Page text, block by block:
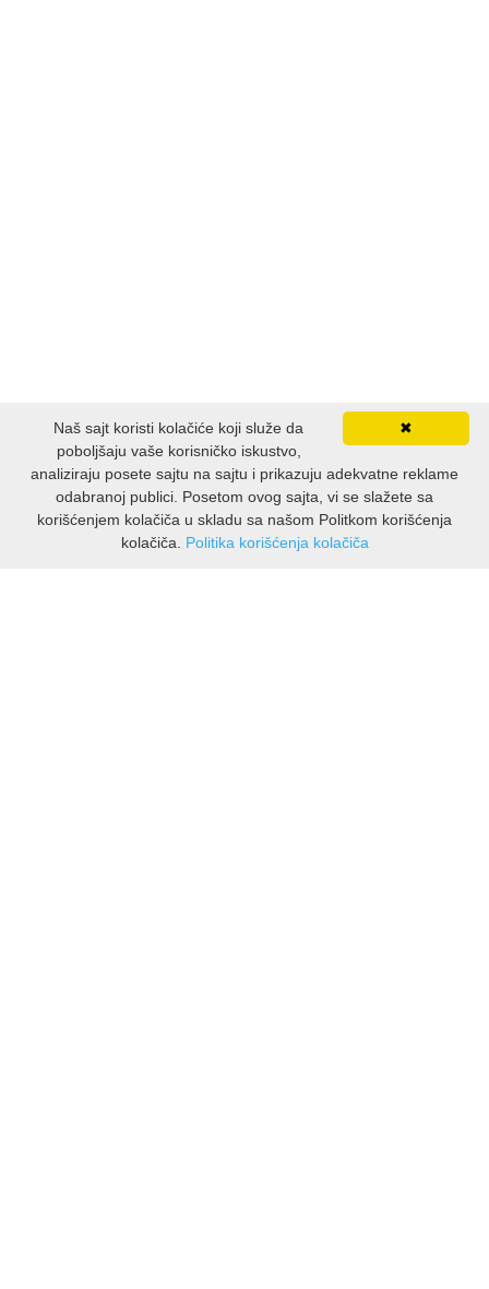
✖
Naš sajt koristi kolačiće koji služe da
poboljšaju vaše korisničko iskustvo,
analiziraju posete sajtu na sajtu i prikazuju adekvatne reklame
odabranoj publici. Posetom ovog sajta, vi se slažete sa
korišćenjem kolačiča u skladu sa našom Politkom korišćenja
kolačiča. Politika korišćenja kolačiča